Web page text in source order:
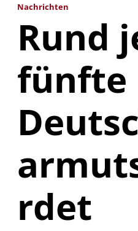
Nachrichten
Rund
fünfte
rdet